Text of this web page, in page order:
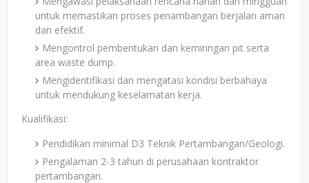
untuk memastikan proses penambangan berjalan aman
dan efektif.
Mengontrol pembentukan dan kemiringan pit serta
area waste dump.
Mengidentifikasi dan mengatasi kondisi berbahaya
untuk mendukung keselamatan kerja.
Kualifikasi:
Pendidikan minimal D3 Teknik Pertambangan/Geologi.
Pengalaman 2-3 tahun di perusahaan kontraktor
pertambangan.